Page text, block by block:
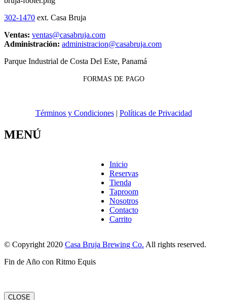
302-1470 ext. Casa Bruja
Ventas: ventas@casabruja.com
Administración: administracion@casabruja.com
Parque Industrial de Costa Del Este, Panamá
FORMAS DE PAGO
Términos y Condiciones| Políticas de Privacidad
MENÚ
Inicio
Reservas
Tienda
Taproom
Nosotros
Contacto
Carrito
© Copyright 2020 Casa Bruja Brewing Co. All rights reserved.
Fin de Año con Ritmo Equis
CLOSE